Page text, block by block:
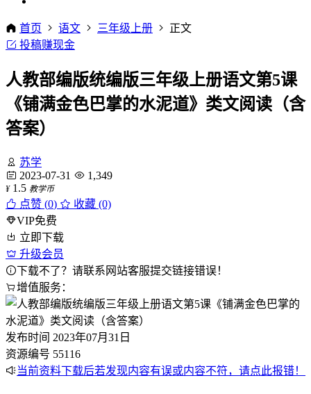
首页 语文 三年级上册
正文
投稿赚现金
人教部编版统编版三年级上册语文第5课
《铺满金色巴掌的水泥道》类文阅读（含
答案）
苏学
2023-07-31
1,349
¥ 1.5 教学币
点赞 (0)
收藏 (0)
VIP免费
立即下载
升级会员
下载不了？请联系网站客服提交链接错误！
增值服务：
发布时间 2023年07月31日
资源编号 55116
当前资料下载后若发现内容有误或内容不符，请点此报错！